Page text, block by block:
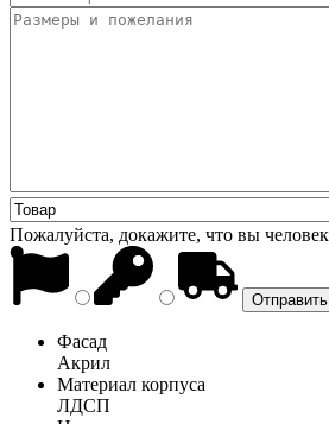
Пожалуйста, докажите, что вы
Фасад
Акрил
Материал корпуса
ЛДСП